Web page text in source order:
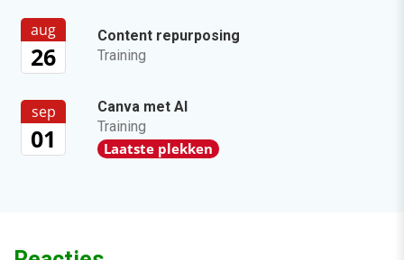
aug
26
Content repurposing
Training
sep
01
Canva met AI
Training
Laatste plekken